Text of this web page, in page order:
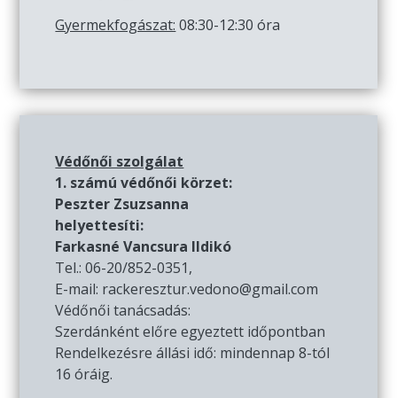
Gyermekfogászat: 08:30-12:30 óra
Védőnői szolgálat
1. számú védőnői körzet:
Peszter Zsuzsanna
helyettesíti:
Farkasné Vancsura Ildikó
Tel.: 06-20/852-0351,
E-mail: rackeresztur.vedono@gmail.com
Védőnői tanácsadás:
Szerdánként előre egyeztett időpontban
Rendelkezésre állási idő: mindennap 8-tól
16 óráig.